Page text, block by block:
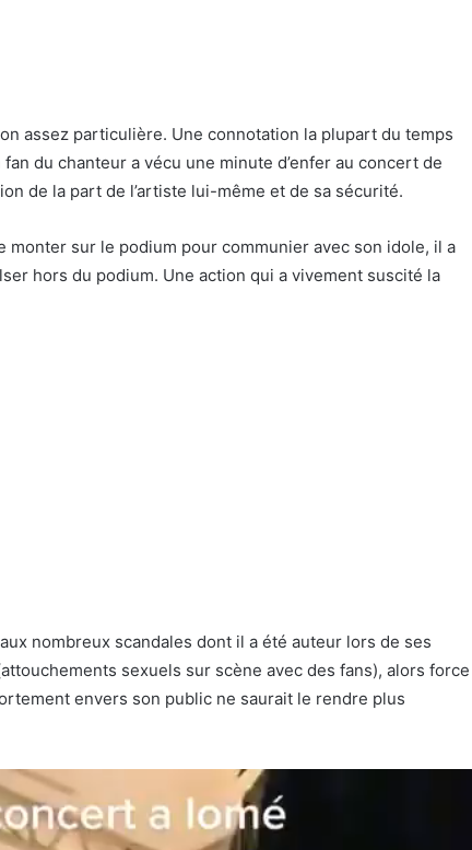
assez particulière. Une connotation la plupart du temps
du chanteur a vécu une minute d’enfer au concert de
de la part de l’artiste lui-même et de sa sécurité.
monter sur le podium pour communier avec son idole, il a
hors du podium. Une action qui a vivement suscité la
nombreux scandales dont il a été auteur lors de ses
sexuels sur scène avec des fans), alors force
envers son public ne saurait le rendre plus